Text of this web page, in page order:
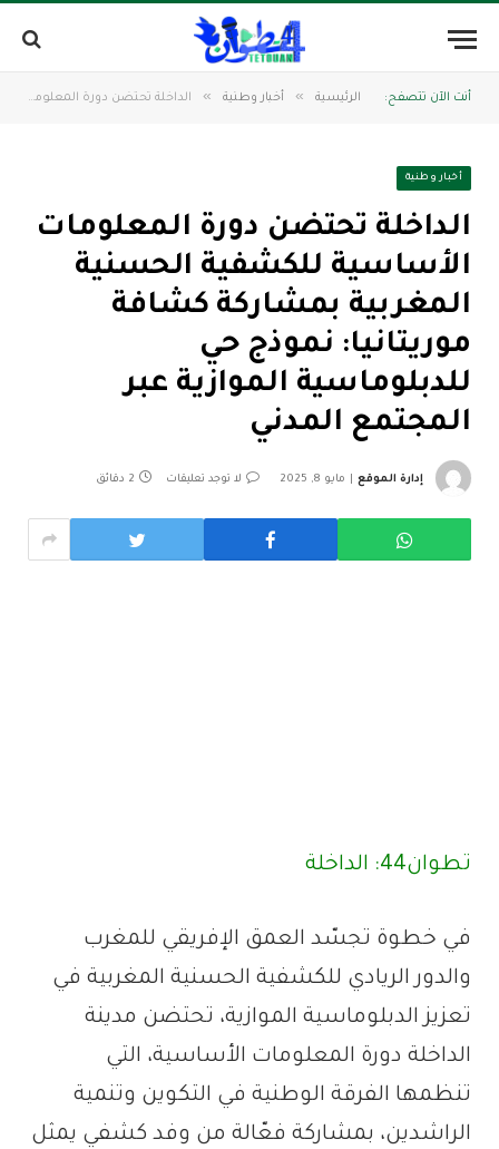
أنت الآن تتصفح: الرئيسية » أخبار وطنية » الداخلة تحتضن دورة المعلومات الأساسية للكشفية الحسنية المغربية بمشاركة كشافة موريتانيا: نموذج حي للدبلوماسية الموازية عبر المجتمع المدني
أخبار وطنية
الداخلة تحتضن دورة المعلومات
الأساسية للكشفية الحسنية
المغربية بمشاركة كشافة
موريتانيا: نموذج حي
للدبلوماسية الموازية عبر
المجتمع المدني
إدارة الموقع مايو 8, 2025 لا توجد تعليقات 2 دقائق
تطوان44: الداخلة
في خطوة تجسّد العمق الإفريقي للمغرب
والدور الريادي للكشفية الحسنية المغربية في
تعزيز الدبلوماسية الموازية، تحتضن مدينة
الداخلة دورة المعلومات الأساسية، التي
تنظمها الفرقة الوطنية في التكوين وتنمية
الراشدين، بمشاركة فعّالة من وفد كشفي يمثل